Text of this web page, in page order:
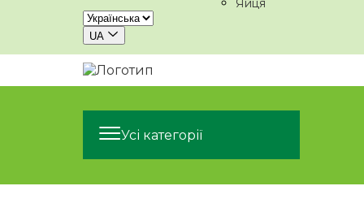
Яйця
UA
Усі категорії